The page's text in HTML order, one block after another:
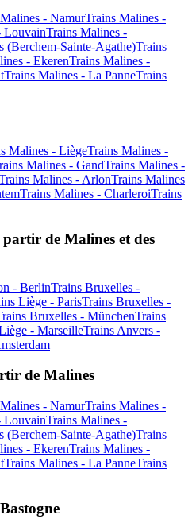
- NamurTrains Malines -
LouvainTrains Malines -
(Berchem-Sainte-Agathe)Trains
- EkerenTrains Malines -
Trains Malines - La PanneTrains
Malines - LiègeTrains Malines -
Malines - GandTrains Malines -
Malines - ArlonTrains Malines
Trains Malines - CharleroiTrains
de Malines et des
- BerlinTrains Bruxelles -
Liège - ParisTrains Bruxelles -
Bruxelles - MünchenTrains
- MarseilleTrains Anvers -
de Malines
- NamurTrains Malines -
LouvainTrains Malines -
(Berchem-Sainte-Agathe)Trains
- EkerenTrains Malines -
Trains Malines - La PanneTrains